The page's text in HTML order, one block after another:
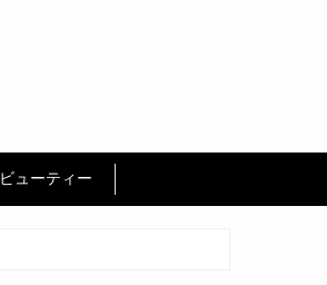
ビューティー